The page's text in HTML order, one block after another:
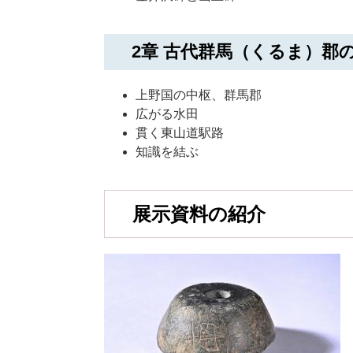
2章 古代群馬（くるま）郡
上野国の中枢、群馬郡
広がる水田
貫く東山道駅路
知識を結ぶ
展示資料の紹介